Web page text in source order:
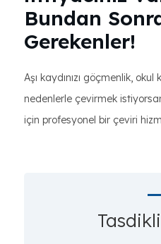
Bundan
Gerekenler!
Aşı kaydınızı göçmenlik,
nedenlerle çevirmek
için profesyonel bir çeviri
Tasdikli